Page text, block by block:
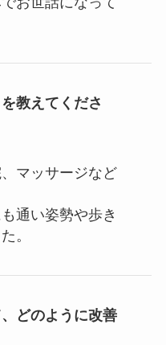
教えてくださ
マッサージなど
通い姿勢や歩き
。
どのように改善